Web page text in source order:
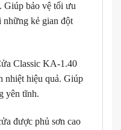
Giúp bảo vệ tối ưu
những kẻ gian đột
Classic KA-1.40
nhiệt hiệu quả. Giúp
yên tĩnh.
được phủ sơn cao